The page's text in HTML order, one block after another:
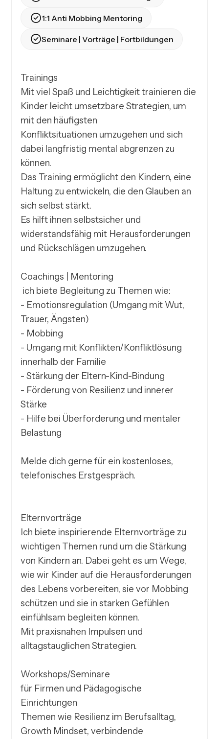
1:1 Anti Mobbing Mentoring
Seminare | Vorträge | Fortbildungen
Trainings
Mit viel Spaß und Leichtigkeit trainieren die
Kinder leicht umsetzbare Strategien, um
mit den häufigsten
Konfliktsituationen umzugehen und sich
dabei langfristig mental abgrenzen zu
können.
Das Training ermöglicht den Kindern, eine
Haltung zu entwickeln, die den Glauben an
sich selbst stärkt.
Es hilft ihnen selbstsicher und
widerstandsfähig mit Herausforderungen
und Rückschlägen umzugehen.
Coachings | Mentoring
- Emotionsregulation (Umgang mit Wut,
Trauer, Ängsten)
- Mobbing
- Umgang mit Konflikten/Konfliktlösung
innerhalb der Familie
- Stärkung der Eltern-Kind-Bindung
- Förderung von Resilienz und innerer
Stärke
- Hilfe bei Überforderung und mentaler
Belastung
Melde dich gerne für ein kostenloses,
telefonisches Erstgespräch.
Elternvorträge
Ich biete inspirierende Elternvorträge zu
wichtigen Themen rund um die Stärkung
von Kindern an. Dabei geht es um Wege,
wie wir Kinder auf die Herausforderungen
des Lebens vorbereiten, sie vor Mobbing
schützen und sie in starken Gefühlen
einfühlsam begleiten können.
Mit praxisnahen Impulsen und
alltagstauglichen Strategien.
Workshops/Seminare
für Firmen und Pädagogische
Einrichtungen
Themen wie Resilienz im Berufsalltag,
Growth Mindset, verbindende